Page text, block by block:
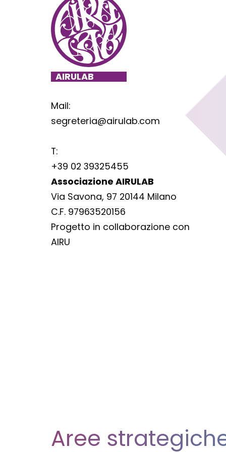
Mail:
segreteria@airulab.com
T:
+39 02 39325455
Associazione AIRULAB
Via Savona, 97 20144 Milano
C.F. 97963520156
Progetto in collaborazione con
AIRU
Aree